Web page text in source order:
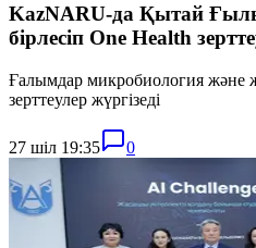
KazNARU-да Қытай
бірлесіп One Health
Ғалымдар микробиология және
зерттеулер жүргізеді
27 шіл 19:35 0